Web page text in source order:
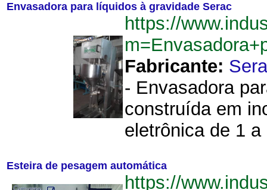
Envasadora para líquidos à gravidade Serac
https://
Fabricante:
- Envasadora
construída em
eletrônica de 1
Esteira de pesagem automática
https://